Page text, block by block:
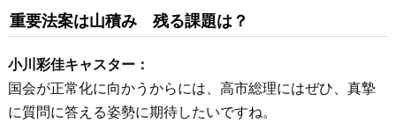
重要法案は山積み 残る課題は？
小川彩佳キャスター：
国会が正常化に向かうからには、高市総理にはぜひ、真摯
に質問に答える姿勢に期待したいですね。